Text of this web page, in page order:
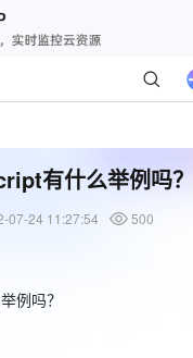
有什么举例吗？
07-24 11:27:54
500
例吗？